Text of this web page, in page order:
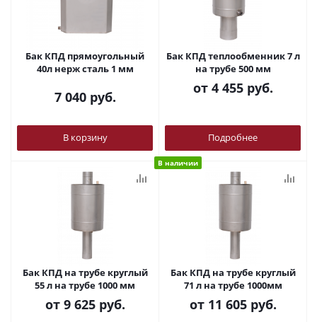
Бак КПД прямоугольный
40л нерж сталь 1 мм
7 040руб.
В корзину
Бак КПД теплообменник 7 л
на трубе 500 мм
от 4 455 руб.
Подробнее
Бак КПД на трубе круглый
55 л на трубе 1000 мм
от 9 625 руб.
В наличии
Бак КПД на трубе круглый
71 л на трубе 1000мм
от 11 605 руб.